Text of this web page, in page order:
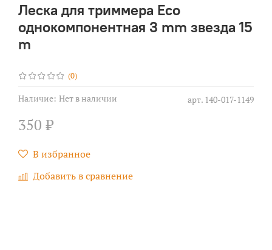
(0)
арт. 140-017-1149
Наличие: Нет в наличии
Леска для триммера Eco
однокомпонентная 3 mm звезда 15
m
350 ₽
В избранное
Добавить в сравнение